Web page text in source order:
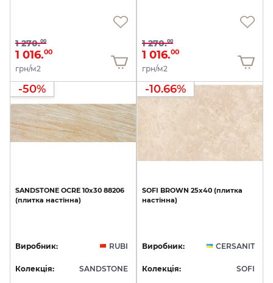
1 270.00
1 016.00
грн/м2
1 270.00
1 016.00
грн/м2
-50%
SANDSTONE OCRE 10х30 88206
(плитка настінна)
Виробник: RUBI
Колекція: SANDSTONE
-10.66%
SOFI BROWN 25х40 (плитка
настінна)
Виробник: CERSANIT
Колекція: SOFI